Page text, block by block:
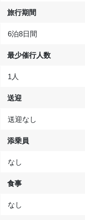
旅行期間
6泊8日間
最少催行人数
1人
送迎
送迎なし
添乗員
なし
食事
なし